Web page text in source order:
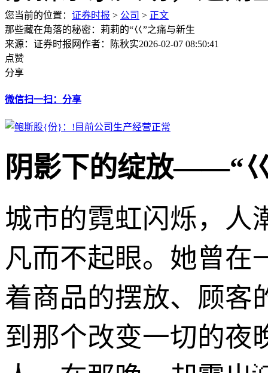
您当前的位置： 证券时报 > 公司 > 正文
那些藏在角落的秘密：莉莉的“巜”之痛与新生
来源：证券时报网作者：陈秋实2026-02-07 08:50:41
点赞
分享
微信扫一扫：分享
阴影下的绽放——“
城市的霓虹闪烁，人
凡而不起眼。她曾在
着商品的摆放、顾客
到那个改变一切的夜